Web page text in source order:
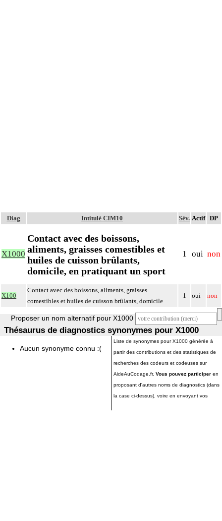
Diag Intitulé CIM10 Sév. Actif DP
X1000
Contact avec des boissons,
aliments, graisses comestibles et
huiles de cuisson brûlants,
domicile, en pratiquant un sport
1 oui non
X100
Contact avec des boissons, aliments, graisses
comestibles et huiles de cuisson brûlants, domicile
1 oui non
Proposer un nom alternatif pour X1000
Thésaurus de diagnostics synonymes pour X1000
Aucun synonyme connu :(
Liste de synonymes pour X1000 générée à
partir des contributions et des statistiques de
recherches des codeurs et codeuses sur
AideAuCodage.fr. Vous pouvez participer en
proposant d'autres noms de diagnostics (dans
la case ci-dessus), voire en envoyant vos